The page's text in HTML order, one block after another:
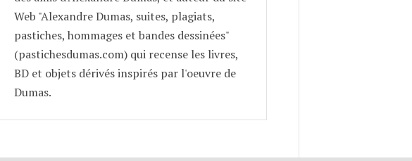
Web "Alexandre Dumas, suites, plagiats,
pastiches, hommages et bandes dessinées"
(pastichesdumas.com) qui recense les livres,
BD et objets dérivés inspirés par l'oeuvre de
Dumas.